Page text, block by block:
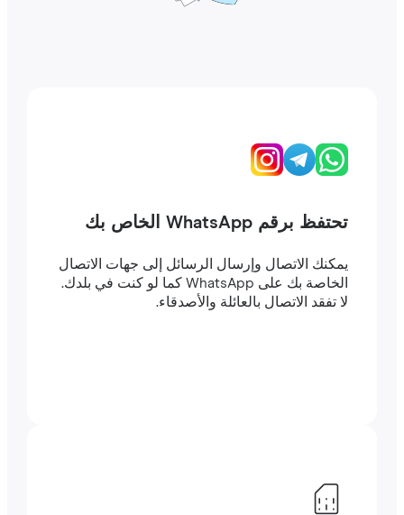
تحتفظ برقم WhatsApp الخاص بك
يمكنك الاتصال وإرسال الرسائل إلى جهات الاتصال
الخاصة بك على WhatsApp كما لو كنت في بلدك.
لا تفقد الاتصال بالعائلة والأصدقاء.